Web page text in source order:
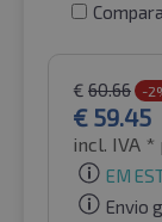
€ 60.66 -
€ 59.45
incl. IVA *
EM
Envio